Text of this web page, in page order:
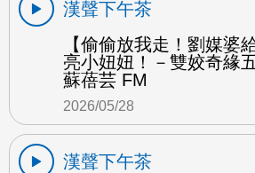
漢聲下午茶
【偷偷放我走！劉媒婆
亮小妞妞！－雙姣奇緣
蘇蓓芸 FM
2026/05/28
漢聲下午茶